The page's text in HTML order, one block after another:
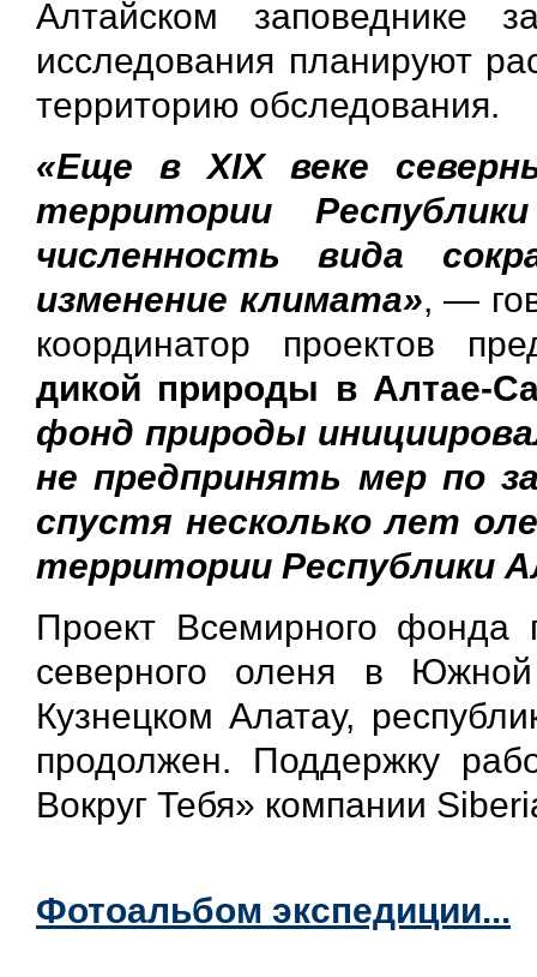
Алтайском заповеднике
исследования планируют
территорию обследования.
«Еще в XIX веке
территории
численность вида
изменение климата», —
координатор проектов
дикой природы в Алтае-
фонд природы
не предпринять мер по
спустя несколько лет
территории Республики
Проект Всемирного фонда
северного оленя в
Кузнецком Алатау,
продолжен. Поддержку
Вокруг Тебя» компании
Фотоальбом экспедиции...